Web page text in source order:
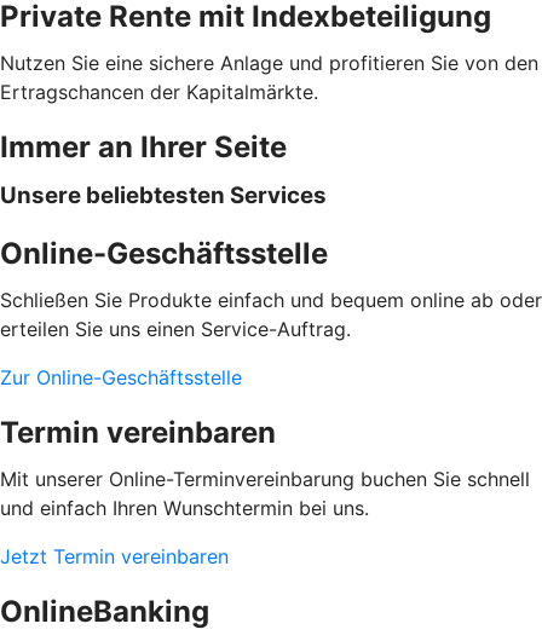
Private Rente mit Indexbeteiligung
Nutzen Sie eine sichere Anlage und profitieren Sie von den
Ertragschancen der Kapitalmärkte.
Immer an Ihrer Seite
Unsere beliebtesten Services
Online-Geschäftsstelle
Schließen Sie Produkte einfach und bequem online ab oder
erteilen Sie uns einen Service-Auftrag.
Zur Online-Geschäftsstelle
Termin vereinbaren
Mit unserer Online-Terminvereinbarung buchen Sie schnell
und einfach Ihren Wunschtermin bei uns.
Jetzt Termin vereinbaren
OnlineBanking